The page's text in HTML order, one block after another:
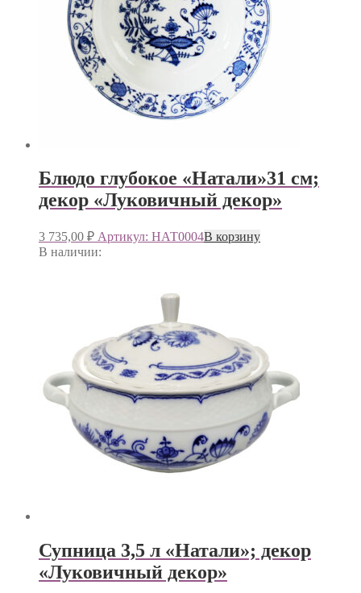
Блюдо глубокое «Натали»31 см;
декор «Луковичный декор»
3 735,00 ₽ Артикул: НАТ0004В корзину
В наличии:
Супница 3,5 л «Натали»; декор
«Луковичный декор»